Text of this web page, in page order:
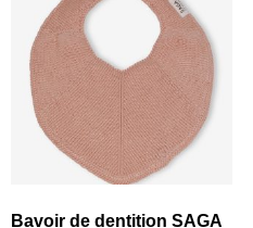
Bavoir de dentition SAGA